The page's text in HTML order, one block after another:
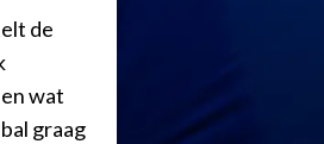
de
wat
graag